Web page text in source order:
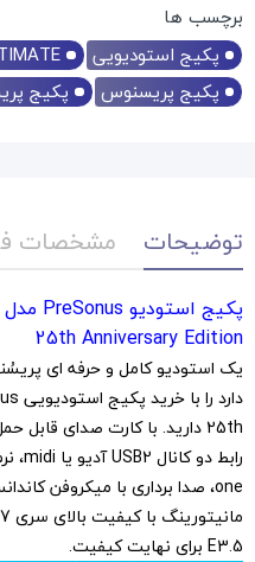
برچسب ها
پکیج استودیویی
پکیج پریسنوس
پکیج
توضیحات مشخصات
25th Anniversary Edition
یک استودیو کامل و حرفه ای
E3.5 برای نهایت کیفیت.